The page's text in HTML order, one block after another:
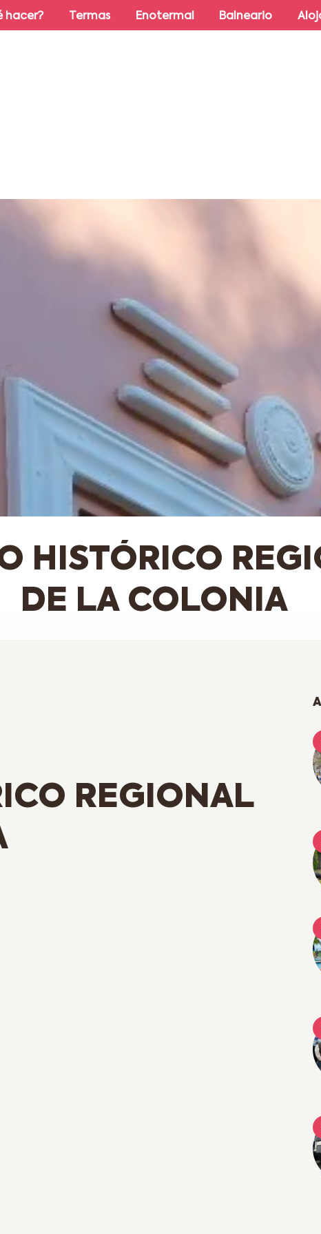
hacer? Termas Enotermal Balneario
HISTÓRICO
DE LA COLONIA
REGIONAL